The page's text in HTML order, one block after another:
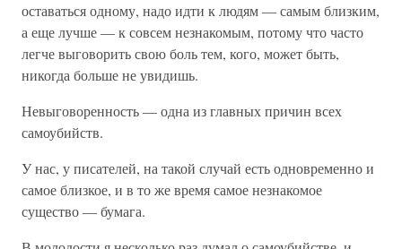
оставаться одному, надо идти к людям — самым близким,
а еще лучше — к совсем незнакомым, потому что часто
легче выговорить свою боль тем, кого, может быть,
никогда больше не увидишь.
Невыговоренность — одна из главных причин всех
самоубийств.
У нас, у писателей, на такой случай есть одновременно и
самое близкое, и в то же время самое незнакомое
существо — бумага.